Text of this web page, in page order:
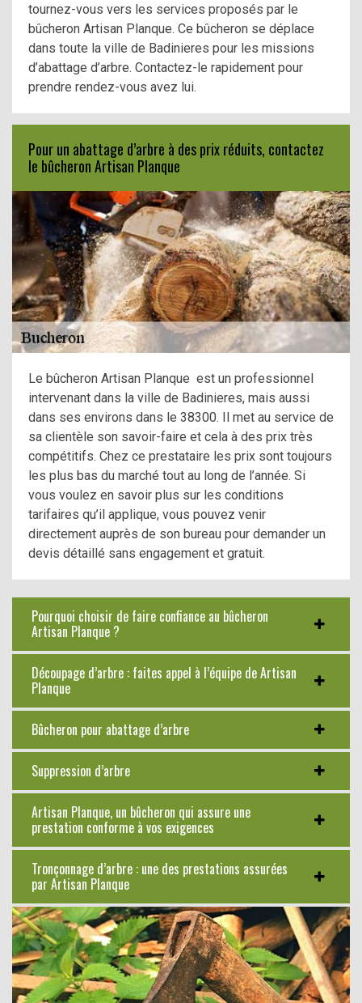
tournez-vous vers les services proposés par le
bûcheron Artisan Planque. Ce bûcheron se déplace
dans toute la ville de Badinieres pour les missions
d’abattage d’arbre. Contactez-le rapidement pour
prendre rendez-vous avez lui.
Pour un abattage d’arbre à des prix réduits, contactez
le bûcheron Artisan Planque
Le bûcheron Artisan Planque est un professionnel
intervenant dans la ville de Badinieres, mais aussi
dans ses environs dans le 38300. Il met au service de
sa clientèle son savoir-faire et cela à des prix très
compétitifs. Chez ce prestataire les prix sont toujours
les plus bas du marché tout au long de l’année. Si
vous voulez en savoir plus sur les conditions
tarifaires qu’il applique, vous pouvez venir
directement auprès de son bureau pour demander un
devis détaillé sans engagement et gratuit.
Pourquoi choisir de faire confiance au bûcheron
Artisan Planque ?
Découpage d’arbre : faites appel à l’équipe de Artisan
Planque
Bûcheron pour abattage d’arbre
Suppression d’arbre
Artisan Planque, un bûcheron qui assure une
prestation conforme à vos exigences
Tronçonnage d’arbre : une des prestations assurées
par Artisan Planque